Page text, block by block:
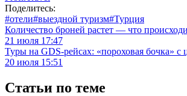
Поделитесь:
#отели#выездной туризм#Турция
Количество броней растет — что
21 июля 17:47
Туры на GDS-рейсах: «пороховая бочка»
20 июля 15:51
Статьи по теме